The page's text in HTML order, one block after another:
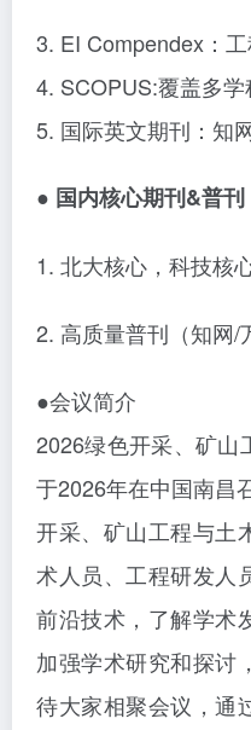
3. EI Compendex：
4. SCOPUS:覆盖多
5. 国际英文期刊：知
● 国内核心期刊&普刊
1. 北大核心，科技核
2. 高质量普刊（知网/
●会议简介
2026绿色开采、矿山
于2026年在中国南昌
开采、矿山工程与土
术人员、工程研发人
前沿技术，了解学术
加强学术研究和探讨
待大家相聚会议，通